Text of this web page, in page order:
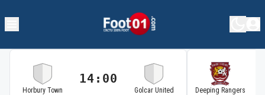
Horbury Town
14:00
Golcar United Deeping Rangers